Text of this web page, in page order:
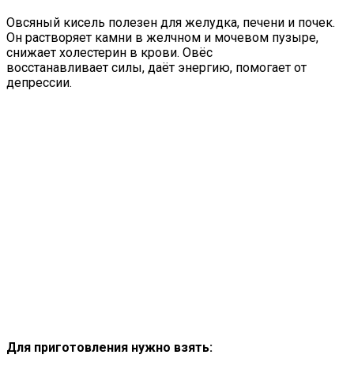
Овсяный кисель полезен для желудка, печени и почек.
Он растворяет камни в желчном и мочевом пузыре,
снижает холестерин в крови. Овёс
восстанавливает силы, даёт энергию, помогает от
депрессии.
Для приготовления нужно взять: